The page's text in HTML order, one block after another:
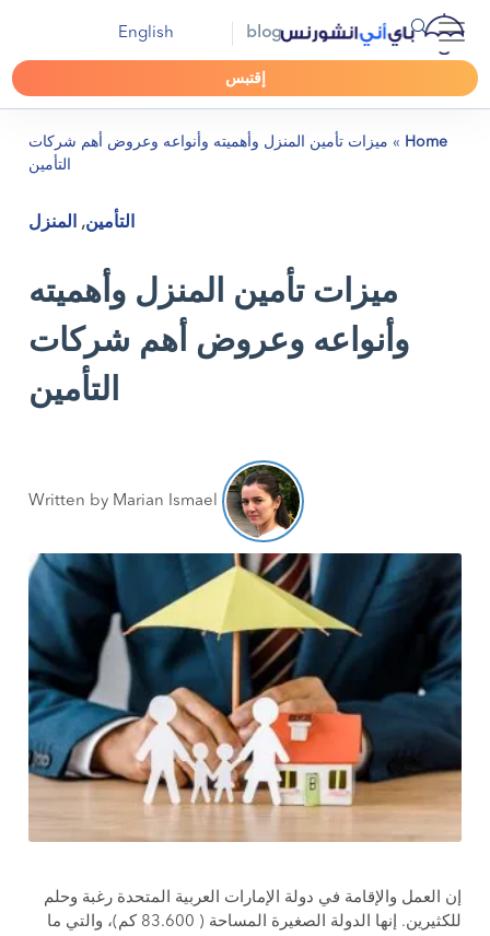
blog
English
إقتبس
Home
» ميزات تأمين المنزل وأهميته وأنواعه وعروض أهم شركات
التأمين
التأمين, المنزل
ميزات تأمين المنزل وأهميته
وأنواعه وعروض أهم شركات
التأمين
Written by Marian Ismael
إن العمل والإقامة في دولة الإمارات العربية المتحدة رغبة وحلم
للكثيرين. إنها الدولة الصغيرة المساحة ( 83.600 كم)، والتي ما